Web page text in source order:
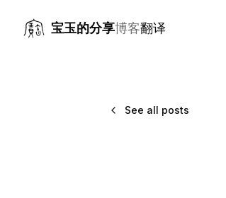
宝玉的分享博客翻译
See all posts